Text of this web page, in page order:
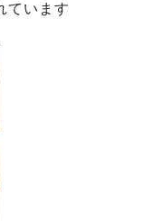
ています